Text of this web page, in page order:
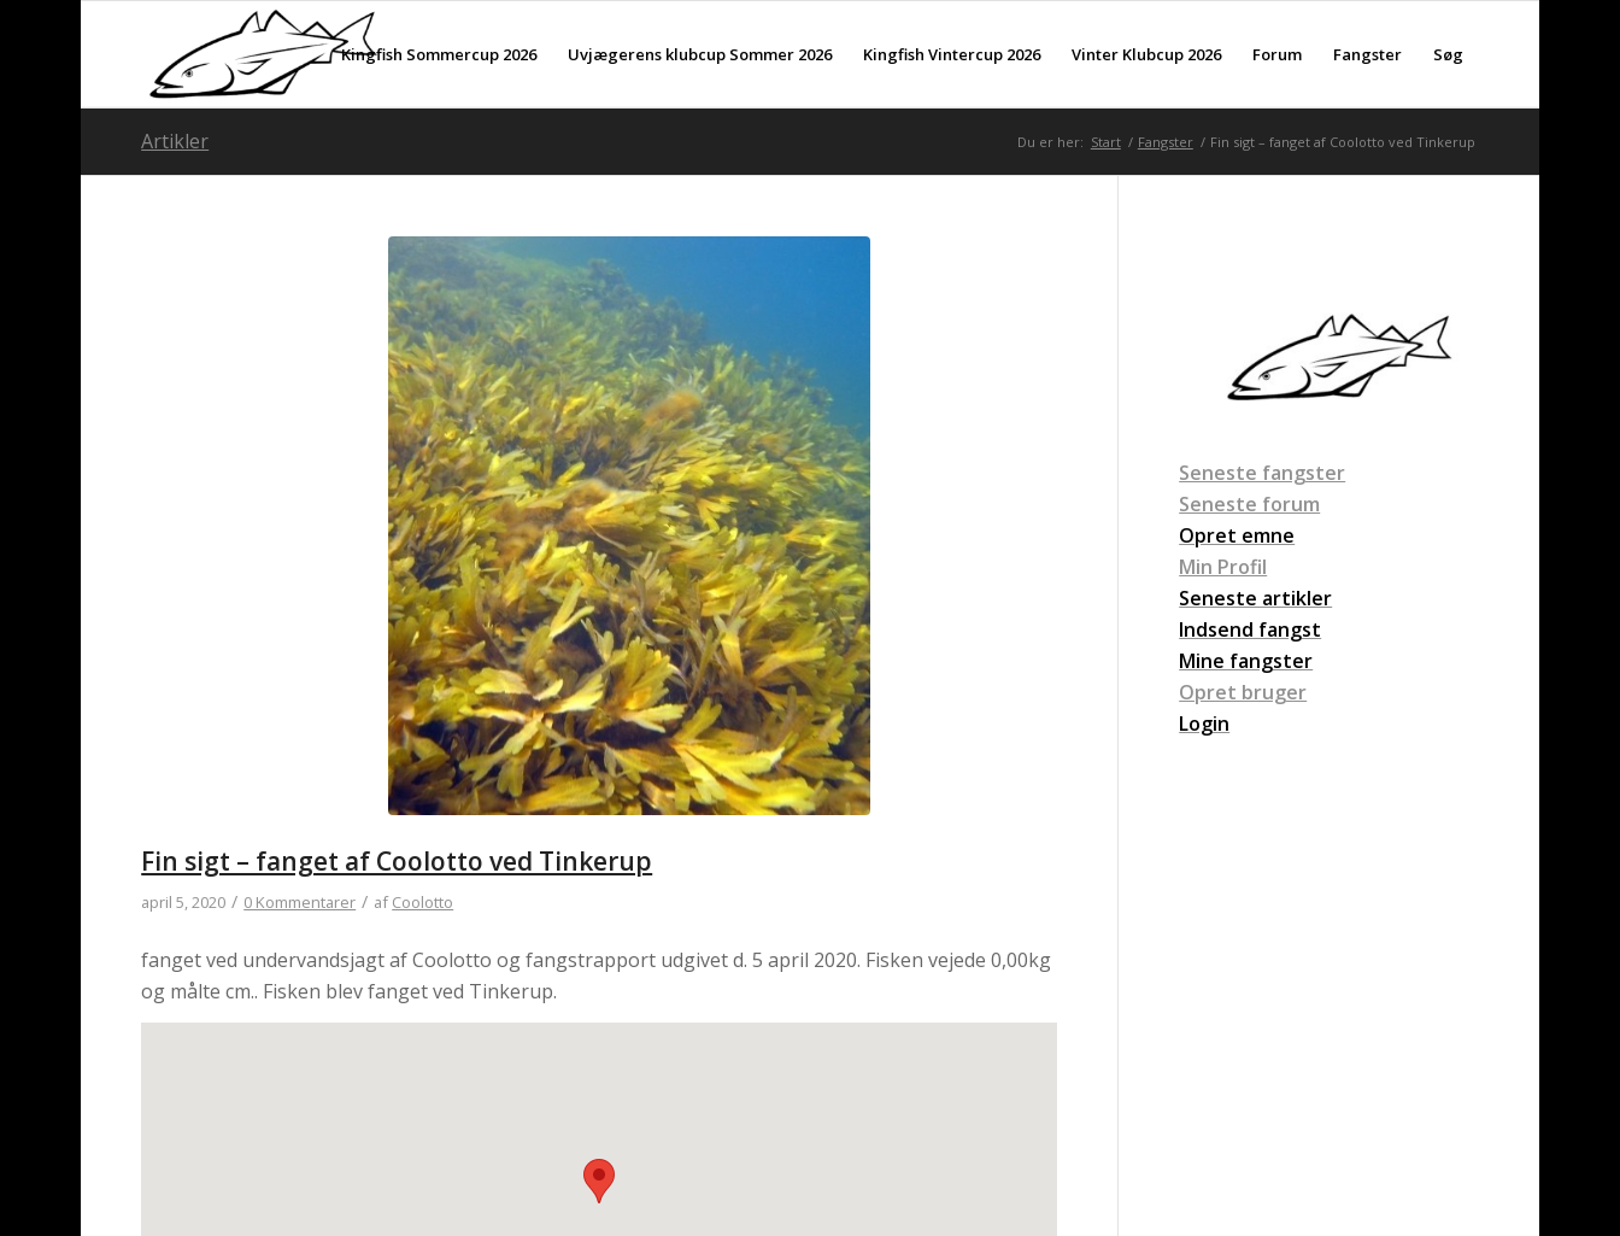
Kingfish Sommercup 2026 Uvjægerens klubcup Sommer 2026 Kingfish Vintercup 2026 Vinter Klubcup 2026 Forum Fangster Søg
Artikler Du er her: Start / Fangster / Fin sigt – fanget af Coolotto ved Tinkerup
Fin sigt – fanget af Coolotto ved Tinkerup
april 5, 2020 / 0 Kommentarer / afCoolotto
fanget ved undervandsjagt af Coolotto og fangstrapport udgivet d. 5 april 2020. Fisken vejede 0,00kg
og målte cm.. Fisken blev fanget ved Tinkerup.
Seneste fangster
Seneste forum
Opret emne
Min Profil
Seneste artikler
Indsend fangst
Mine fangster
Opret bruger
Login